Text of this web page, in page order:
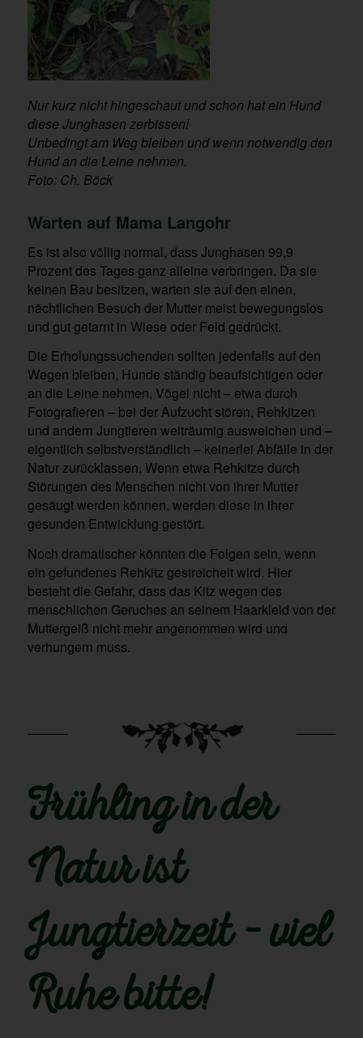
Nur kurz nicht hingeschaut und schon hat ein Hund
diese Junghasen zerbissen!
Unbedingt am Weg bleiben und wenn notwendig den
Hund an die Leine nehmen.
Foto: Ch. Böck
Warten auf Mama Langohr
Es ist also völlig normal, dass Junghasen 99,9
Prozent des Tages ganz alleine verbringen. Da sie
keinen Bau besitzen, warten sie auf den einen,
nächtlichen Besuch der Mutter meist bewegungslos
und gut getarnt in Wiese oder Feld gedrückt.
Die Erholungssuchenden sollten jedenfalls auf den
Wegen bleiben, Hunde ständig beaufsichtigen oder
an die Leine nehmen, Vögel nicht – etwa durch
Fotografieren – bei der Aufzucht stören, Rehkitzen
und andern Jungtieren weiträumig ausweichen und –
eigentlich selbstverständlich – keinerlei Abfälle in der
Natur zurücklassen. Wenn etwa Rehkitze durch
Störungen des Menschen nicht von ihrer Mutter
gesäugt werden können, werden diese in ihrer
gesunden Entwicklung gestört.
Noch dramatischer könnten die Folgen sein, wenn
ein gefundenes Rehkitz gestreichelt wird. Hier
besteht die Gefahr, dass das Kitz wegen des
menschlichen Geruches an seinem Haarkleid von der
Muttergeiß nicht mehr angenommen wird und
verhungern muss.
Frühling in der
Natur ist
Jungtierzeit – viel
Ruhe bitte!